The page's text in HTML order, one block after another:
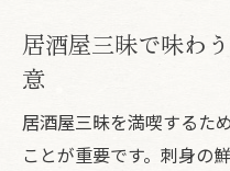
居酒屋三昧で味わ
意
居酒屋三昧を満喫するた
ことが重要です。刺身の